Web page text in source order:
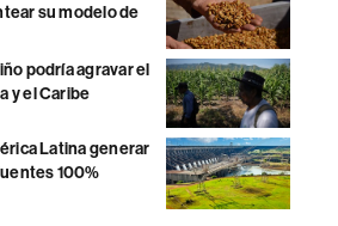
su modelo de
podría agravar el
y el Caribe
Latina generar
100%